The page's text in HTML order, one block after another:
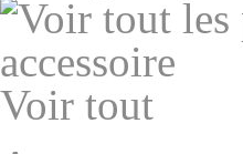
Voir tout